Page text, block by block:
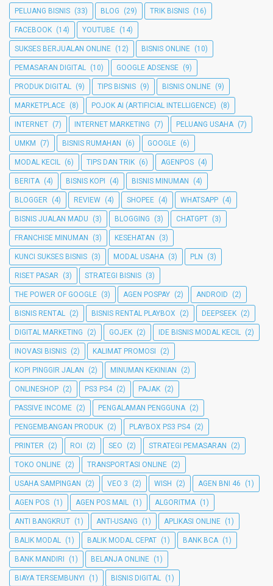
PELUANG BISNIS (33) BLOG (29) TRIK BISNIS (16)
FACEBOOK (14) YOUTUBE (14)
SUKSES BERJUALAN ONLINE (12) BISNIS ONLINE (10)
PEMASARAN DIGITAL (10) GOOGLE ADSENSE (9)
PRODUK DIGITAL (9) TIPS BISNIS (9) BISNIS ONLINE (9)
MARKETPLACE (8) POJOK AI (ARTIFICIAL INTELLIGENCE) (8)
INTERNET (7) INTERNET MARKETING (7) PELUANG USAHA (7)
UMKM (7) BISNIS RUMAHAN (6) GOOGLE (6)
MODAL KECIL (6) TIPS DAN TRIK (6) AGENPOS (4)
BERITA (4) BISNIS KOPI (4) BISNIS MINUMAN (4)
BLOGGER (4) REVIEW (4) SHOPEE (4) WHATSAPP (4)
BISNIS JUALAN MADU (3) BLOGGING (3) CHATGPT (3)
FRANCHISE MINUMAN (3) KESEHATAN (3)
KUNCI SUKSES BISNIS (3) MODAL USAHA (3) PLN (3)
RISET PASAR (3) STRATEGI BISNIS (3)
THE POWER OF GOOGLE (3) AGEN POSPAY (2) ANDROID (2)
BISNIS RENTAL (2) BISNIS RENTAL PLAYBOX (2) DEEPSEEK (2)
DIGITAL MARKETING (2) GOJEK (2) IDE BISNIS MODAL KECIL (2)
INOVASI BISNIS (2) KALIMAT PROMOSI (2)
KOPI PINGGIR JALAN (2) MINUMAN KEKINIAN (2)
ONLINESHOP (2) PS3 PS4 (2) PAJAK (2)
PASSIVE INCOME (2) PENGALAMAN PENGGUNA (2)
PENGEMBANGAN PRODUK (2) PLAYBOX PS3 PS4 (2)
PRINTER (2) ROI (2) SEO (2) STRATEGI PEMASARAN (2)
TOKO ONLINE (2) TRANSPORTASI ONLINE (2)
USAHA SAMPINGAN (2) VEO 3 (2) WISH (2) AGEN BNI 46 (1)
AGEN POS (1) AGEN POS MAIL (1) ALGORITMA (1)
ANTI BANGKRUT (1) ANTI-USANG (1) APLIKASI ONLINE (1)
BALIK MODAL (1) BALIK MODAL CEPAT (1) BANK BCA (1)
BANK MANDIRI (1) BELANJA ONLINE (1)
BIAYA TERSEMBUNYI (1) BISNIS DIGITAL (1)